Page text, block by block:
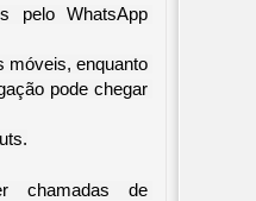
pelo WhatsApp
móveis, enquanto
pode chegar
chamadas de